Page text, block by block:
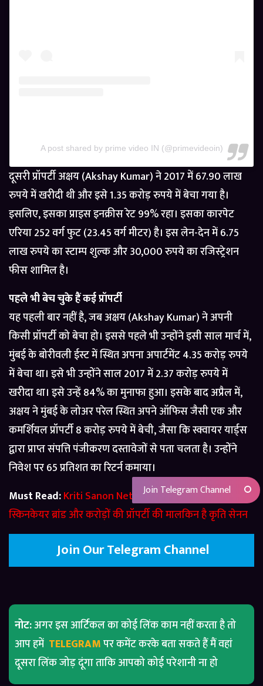
A post shared by prime video IN (@primevideoin)
दूसरी प्रॉपर्टी अक्षय (Akshay Kumar) ने 2017 में 67.90 लाख
रुपये में खरीदी थी और इसे 1.35 करोड़ रुपये में बेचा गया है।
इसलिए, इसका प्राइस इनक्रीस रेट 99% रहा। इसका कारपेट
एरिया 252 वर्ग फुट (23.45 वर्ग मीटर) है। इस लेन-देन में 6.75
लाख रुपये का स्टाम्प शुल्क और 30,000 रुपये का रजिस्ट्रेशन
फीस शामिल है।
पहले भी बेच चुके हैं कई प्रॉपर्टी
यह पहली बार नहीं है, जब अक्षय (Akshay Kumar) ने अपनी
किसी प्रॉपर्टी को बेचा हो। इससे पहले भी उन्होंने इसी साल मार्च में,
मुंबई के बोरीवली ईस्ट में स्थित अपना अपार्टमेंट 4.35 करोड़ रुपये
में बेचा था। इसे भी उन्होंने साल 2017 में 2.37 करोड़ रुपये में
खरीदा था। इसे उन्हें 84% का मुनाफा हुआ। इसके बाद अप्रैल में,
अक्षय ने मुंबई के लोअर परेल स्थित अपने ऑफिस जैसी एक और
कमर्शियल प्रॉपर्टी 8 करोड़ रुपये में बेची, जैसा कि स्क्वायर यार्ड्स
द्वारा प्राप्त संपत्ति पंजीकरण दस्तावेजों से पता चलता है। उन्होंने
निवेश पर 65 प्रतिशत का रिटर्न कमाया।
Must Read:Kriti Sanon Net Worth: 100 करोड़ का
स्किनकेयर ब्रांड और करोड़ों की प्रॉपर्टी की मालकिन है कृति सेनन
Join Our Telegram Channel
नोट:अगर इस आर्टिकल का कोई लिंक काम नहीं करता है तो
आप हमें TELEGRAMपर कमेंट करके बता सकते हैं मैं वहां
दूसरा लिंक जोड़ दूंगा ताकि आपको कोई परेशानी ना हो
Join Telegram Channel